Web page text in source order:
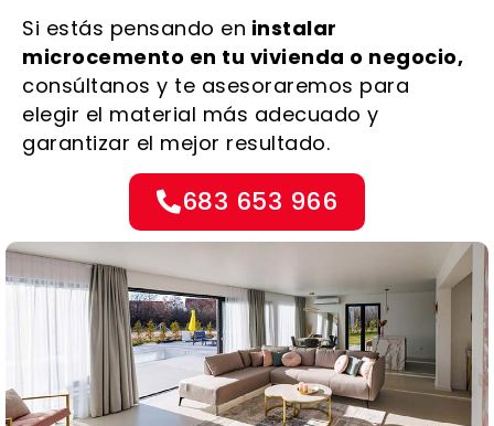
Si estás pensando en instalar
microcemento en tu vivienda o negocio,
consúltanos y te asesoraremos para
elegir el material más adecuado y
garantizar el mejor resultado.
683 653 966